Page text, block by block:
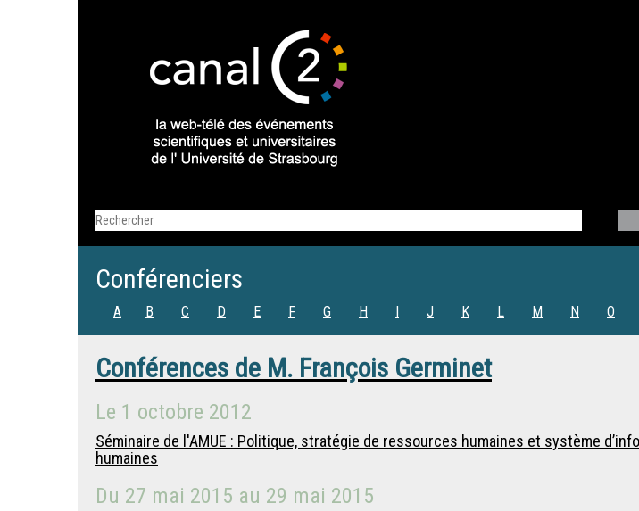
Conférenciers
A B C D E F G H I J K L M N O
Conférences de M. François Germinet
Le 1 octobre 2012
Séminaire de l'AMUE : Politique, stratégie de ressources humaines et système
humaines
Du 27 mai 2015 au 29 mai 2015